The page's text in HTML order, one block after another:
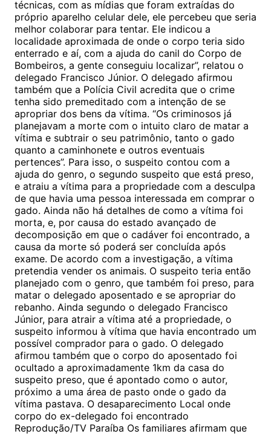
técnicas, com as mídias que foram extraídas do
próprio aparelho celular dele, ele percebeu que seria
melhor colaborar para tentar. Ele indicou a
localidade aproximada de onde o corpo teria sido
enterrado e aí, com a ajuda do canil do Corpo de
Bombeiros, a gente conseguiu localizar”, relatou o
delegado Francisco Júnior. O delegado afirmou
também que a Polícia Civil acredita que o crime
tenha sido premeditado com a intenção de se
apropriar dos bens da vítima. “Os criminosos já
planejavam a morte com o intuito claro de matar a
vítima e subtrair o seu patrimônio, tanto o gado
quanto a caminhonete e outros eventuais
pertences”. Para isso, o suspeito contou com a
ajuda do genro, o segundo suspeito que está preso,
e atraiu a vítima para a propriedade com a desculpa
de que havia uma pessoa interessada em comprar o
gado. Ainda não há detalhes de como a vítima foi
morta, e, por causa do estado avançado de
decomposição em que o cadáver foi encontrado, a
causa da morte só poderá ser concluída após
exame. De acordo com a investigação, a vítima
pretendia vender os animais. O suspeito teria então
planejado com o genro, que também foi preso, para
matar o delegado aposentado e se apropriar do
rebanho. Ainda segundo o delegado Francisco
Júnior, para atrair a vítima até a propriedade, o
suspeito informou à vítima que havia encontrado um
possível comprador para o gado. O delegado
afirmou também que o corpo do aposentado foi
ocultado a aproximadamente 1km da casa do
suspeito preso, que é apontado como o autor,
próximo a uma área de pasto onde o gado da
vítima pastava. O desaparecimento Local onde
corpo do ex-delegado foi encontrado
Reprodução/TV Paraíba Os familiares afirmam que